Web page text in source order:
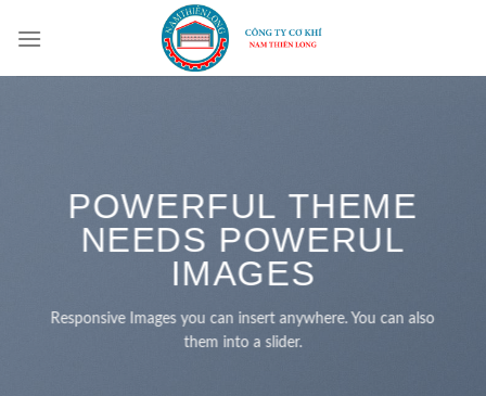
POWERFUL THEME
NEEDS POWERUL
IMAGES
Responsive Images you can insert anywhere. You can also
them into a slider.